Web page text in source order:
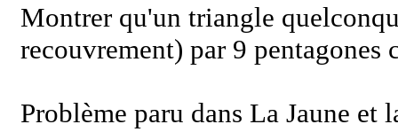
Montrer qu'un triangle
recouvrement) par 9 pentagones
Problème paru dans La Jaune et